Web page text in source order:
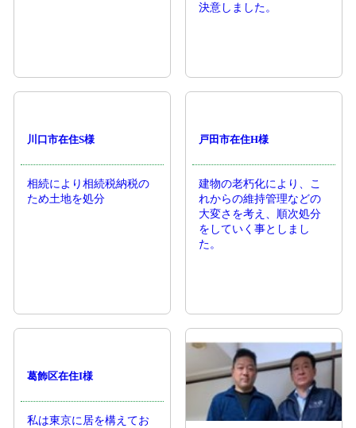
決意しました。
川口市在住S様
相続により相続税納税の
ため土地を処分
戸田市在住H様
建物の老朽化により、こ
れからの維持管理などの
大変さを考え、順次処分
をしていく事としまし
た。
葛飾区在住I様
私は東京に居を構えてお